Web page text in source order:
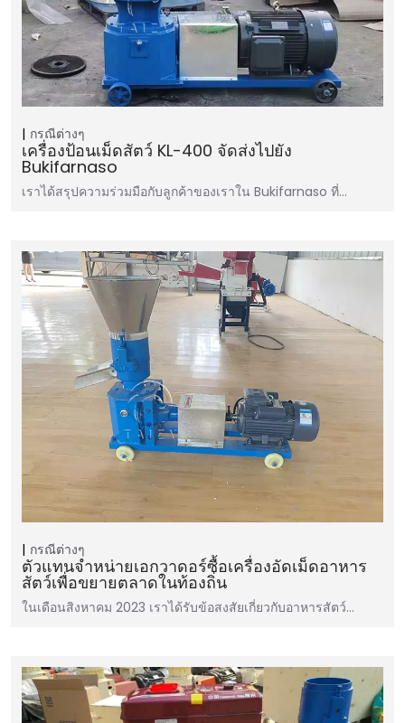
กรณีต่างๆ
เครื่องป้อนเม็ดสัตว์ KL-400 จัดส่งไปยัง
Bukifarnaso
เราได้สรุปความร่วมมือกับลูกค้าของเราใน Bukifarnaso ที่…
กรณีต่างๆ
ตัวแทนจำหน่ายเอกวาดอร์ซื้อเครื่องอัดเม็ดอาหาร
สัตว์เพื่อขยายตลาดในท้องถิ่น
ในเดือนสิงหาคม 2023 เราได้รับข้อสงสัยเกี่ยวกับอาหารสัตว์…